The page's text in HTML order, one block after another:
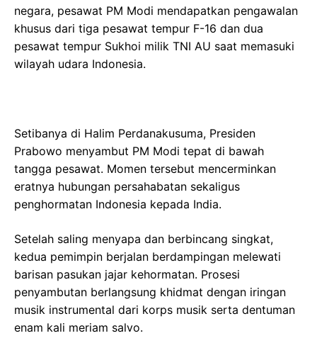
negara, pesawat PM Modi mendapatkan pengawalan
khusus dari tiga pesawat tempur F-16 dan dua
pesawat tempur Sukhoi milik TNI AU saat memasuki
wilayah udara Indonesia.
Setibanya di Halim Perdanakusuma, Presiden
Prabowo menyambut PM Modi tepat di bawah
tangga pesawat. Momen tersebut mencerminkan
eratnya hubungan persahabatan sekaligus
penghormatan Indonesia kepada India.
Setelah saling menyapa dan berbincang singkat,
kedua pemimpin berjalan berdampingan melewati
barisan pasukan jajar kehormatan. Prosesi
penyambutan berlangsung khidmat dengan iringan
musik instrumental dari korps musik serta dentuman
enam kali meriam salvo.